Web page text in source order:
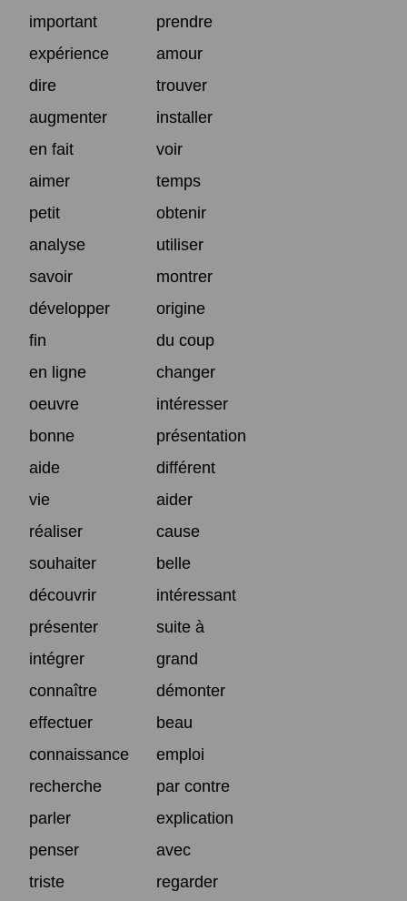
important
prendre
expérience
amour
dire
trouver
augmenter
installer
en fait
voir
aimer
temps
petit
obtenir
analyse
utiliser
savoir
montrer
développer
origine
fin
du coup
en ligne
changer
oeuvre
intéresser
bonne
présentation
aide
différent
vie
aider
réaliser
cause
souhaiter
belle
découvrir
intéressant
présenter
suite à
intégrer
grand
connaître
démonter
effectuer
beau
connaissance
emploi
recherche
par contre
parler
explication
penser
avec
triste
regarder